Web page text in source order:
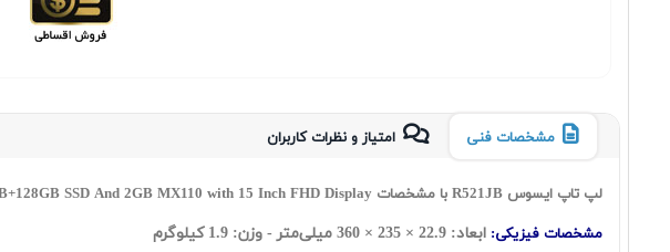
مشخصات فنی امتیاز و نظرات کاربران
لپ تاپ ایسوس R521JB با مشخصات Asus R521JB Core i7 1065G7 8GB 1TB+128GB SSD And 2GB MX110 with 15 Inch FHD Display
مشخصات فیزیکی: ابعاد: 22.9 × 235 × 360 میلی‌متر - وزن: 1.9 کیلوگرم